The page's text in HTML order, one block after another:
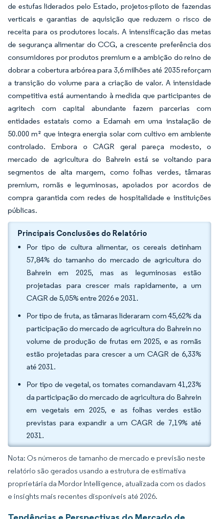
de estufas liderados pelo Estado, projetos-piloto de fazendas
verticais e garantias de aquisição que reduzem o risco de
receita para os produtores locais. A intensificação das metas
de segurança alimentar do CCG, a crescente preferência dos
consumidores por produtos premium e a ambição do reino de
dobrar a cobertura arbórea para 3,6 milhões até 2035 reforçam
a transição do volume para a criação de valor. A intensidade
competitiva está aumentando à medida que participantes de
agritech com capital abundante fazem parcerias com
entidades estatais como a Edamah em uma instalação de
50.000 m² que integra energia solar com cultivo em ambiente
controlado. Embora o CAGR geral pareça modesto, o
mercado de agricultura do Bahrein está se voltando para
segmentos de alta margem, como folhas verdes, tâmaras
premium, romãs e leguminosas, apoiados por acordos de
compra garantida com redes de hospitalidade e instituições
públicas.
Principais Conclusões do Relatório
Por tipo de cultura alimentar, os cereais detinham
57,84% do tamanho do mercado de agricultura do
Bahrein em 2025, mas as leguminosas estão
projetadas para crescer mais rapidamente, a um
CAGR de 5,05% entre 2026 e 2031.
Por tipo de fruta, as tâmaras lideraram com 45,62% da
participação do mercado de agricultura do Bahrein no
volume de produção de frutas em 2025, e as romãs
estão projetadas para crescer a um CAGR de 6,33%
até 2031.
Por tipo de vegetal, os tomates comandavam 41,23%
da participação do mercado de agricultura do Bahrein
em vegetais em 2025, e as folhas verdes estão
previstas para expandir a um CAGR de 7,19% até
2031.
Nota: Os números de tamanho de mercado e previsão neste
relatório são gerados usando a estrutura de estimativa
proprietária da Mordor Intelligence, atualizada com os dados
e insights mais recentes disponíveis até 2026.